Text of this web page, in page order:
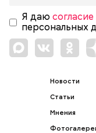
Я даю согласие
персональных
Новости
Статьи
Мнения